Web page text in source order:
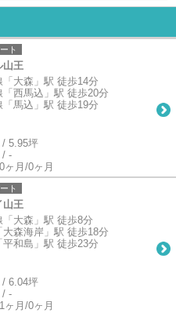
ト
山王
「大森」駅 徒歩14分
「西馬込」駅 徒歩20分
「馬込」駅 徒歩19分
/ 5.95坪
/ -
0ヶ月/0ヶ月
ト
山王
「大森」駅 徒歩8分
大森海岸」駅 徒歩18分
平和島」駅 徒歩23分
/ 6.04坪
/ -
1ヶ月/0ヶ月